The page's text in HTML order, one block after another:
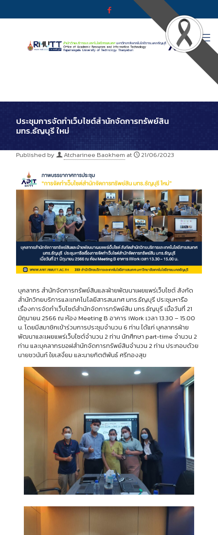
ประชุมการจัดทำเว็บไซต์สำนักจัดการทรัพย์สิน
มทร.ธัญบุรี ใหม่
Published by Atcharinee Baokhem at 21/06/2023
บุคลากร สำนักจัดการทรัพย์สินและฝ่ายพัฒนาเผยแพร่เว็บไซต์ สังกัด
สำนักวิทยบริการและเทคโนโลยีสารสนเทศ มทร.ธัญบุรี ประชุมหารือ
เรื่องการจัดทำเว็บไซต์สำนักจัดการทรัพย์สิน มทร.ธัญบุรี เมื่อวันที่ 21
มิถุนายน 2566 ณ ห้อง Meeting B อาคาร iWork เวลา 13.30 – 15.00
น. โดยมีสมาชิกเข้าร่วมการประชุมจำนวน 6 ท่าน ได้แก่ บุคลากรฝ่าย
พัฒนาและเผยแพร่เว็บไซต์จำนวน 2 ท่าน นักศึกษา part-time จำนวน 2
ท่าน และบุคลากรขอฝสำนักจัดการทรัพย์สินจำนวน 2 ท่าน ประกอบด้วย
นายชวนันท์ ใยเสงี่ยม และนายกิตติพันธ์ ศรีทองสุข